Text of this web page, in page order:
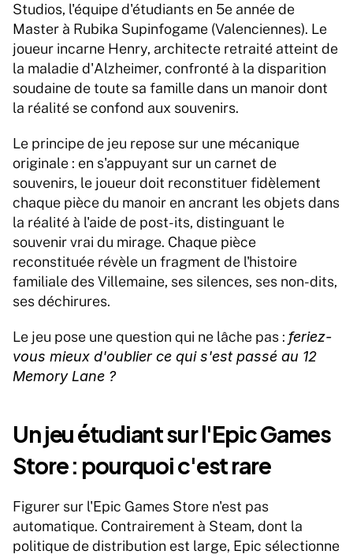
Studios, l'équipe d'étudiants en 5e année de
Master à Rubika Supinfogame (Valenciennes). Le
joueur incarne Henry, architecte retraité atteint de
la maladie d'Alzheimer, confronté à la disparition
soudaine de toute sa famille dans un manoir dont
la réalité se confond aux souvenirs.
Le principe de jeu repose sur une mécanique
originale : en s'appuyant sur un carnet de
souvenirs, le joueur doit reconstituer fidèlement
chaque pièce du manoir en ancrant les objets dans
la réalité à l'aide de post-its, distinguant le
souvenir vrai du mirage. Chaque pièce
reconstituée révèle un fragment de l'histoire
familiale des Villemaine, ses silences, ses non-dits,
ses déchirures.
Le jeu pose une question qui ne lâche pas : feriez-
vous mieux d'oublier ce qui s'est passé au 12
Memory Lane ?
Un jeu étudiant sur l'Epic Games
Store : pourquoi c'est rare
Figurer sur l'Epic Games Store n'est pas
automatique. Contrairement à Steam, dont la
politique de distribution est large, Epic sélectionne